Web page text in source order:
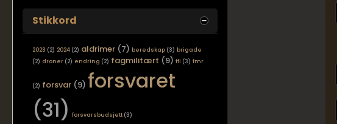
Stikkord
2023 (2) 2024 (2) aldrimer (7) beredskap (3) brigade
(2) droner (2) endring (2) fagmilitært (9) ffi (3) fmr
(2) forsvar (9) forsvaret
(31) forsvarsbudsjett (3)